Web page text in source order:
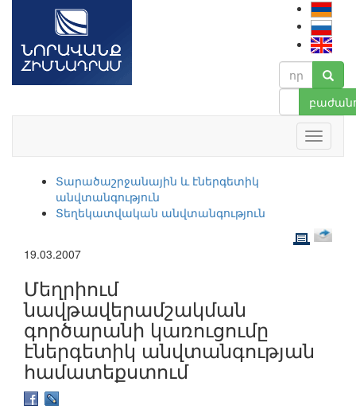
Տարածաշրջանային և էներգետիկ
անվտանգություն
Տեղեկատվական անվտանգություն
19.03.2007
Մեղրիում
նավթավերամշակման
գործարանի կառուցումը
էներգետիկ անվտանգության
համատեքստում